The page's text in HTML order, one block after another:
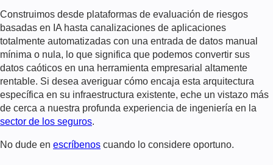
Construimos desde plataformas de evaluación de riesgos
basadas en IA hasta canalizaciones de aplicaciones
totalmente automatizadas con una entrada de datos manual
mínima o nula, lo que significa que podemos convertir sus
datos caóticos en una herramienta empresarial altamente
rentable. Si desea averiguar cómo encaja esta arquitectura
específica en su infraestructura existente, eche un vistazo más
de cerca a nuestra profunda experiencia de ingeniería en la
sector de los seguros.
No dude en escríbenos cuando lo considere oportuno.